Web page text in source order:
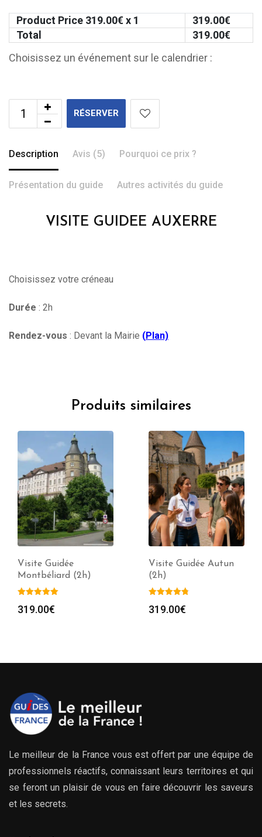
Product Price 319.00€ x 1 319.00€
Total
319.00€
Choisissez un événement sur le calendrier :
RÉSERVER
Description Avis (5) Pourquoi ce prix ?
Présentation du guide Autres activités du guide
VISITE GUIDEE AUXERRE
Choisissez votre créneau
Durée : 2h
Rendez-vous : Devant la Mairie (Plan)
Produits similaires
Visite Guidée
Montbéliard (2h)
319.00€
Visite Guidée Autun
(2h)
319.00€
Le meilleur de la France vous est offert par une équipe de
professionnels réactifs, connaissant leurs territoires et qui
se feront un plaisir de vous en faire découvrir les saveurs
et les secrets.